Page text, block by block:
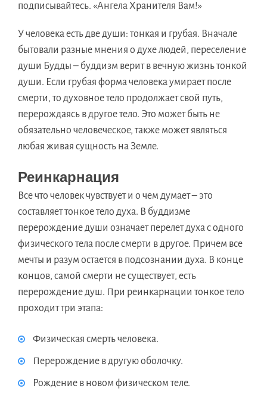
подписывайтесь. «Ангела Хранителя Вам!»
У человека есть две души: тонкая и грубая. Вначале
бытовали разные мнения о духе людей, переселение
души Будды – буддизм верит в вечную жизнь тонкой
души. Если грубая форма человека умирает после
смерти, то духовное тело продолжает свой путь,
перерождаясь в другое тело. Это может быть не
обязательно человеческое, также может являться
любая живая сущность на Земле.
Реинкарнация
Все что человек чувствует и о чем думает – это
составляет тонкое тело духа. В буддизме
перерождение души означает перелет духа с одного
физического тела после смерти в другое. Причем все
мечты и разум остается в подсознании духа. В конце
концов, самой смерти не существует, есть
перерождение душ. При реинкарнации тонкое тело
проходит три этапа:
Физическая смерть человека.
Перерождение в другую оболочку.
Рождение в новом физическом теле.